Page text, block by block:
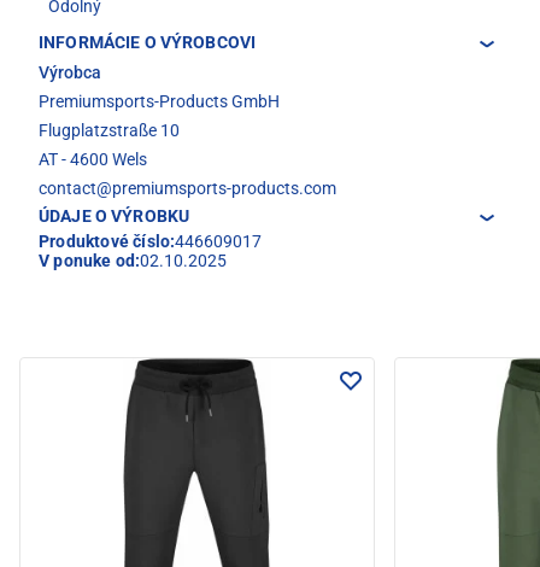
Odolný
INFORMÁCIE O VÝROBCOVI
Výrobca
Premiumsports-Products GmbH
Flugplatzstraße 10
AT - 4600 Wels
contact@premiumsports-products.com
ÚDAJE O VÝROBKU
Produktové číslo:446609017
V ponuke od:02.10.2025